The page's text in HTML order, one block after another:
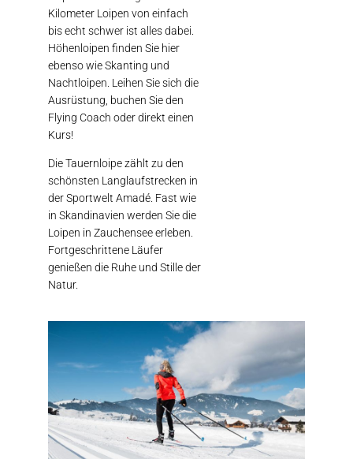
Kilometer Loipen von einfach
bis echt schwer ist alles dabei.
Höhenloipen finden Sie hier
ebenso wie Skanting und
Nachtloipen. Leihen Sie sich die
Ausrüstung, buchen Sie den
Flying Coach oder direkt einen
Kurs!
Die Tauernloipe zählt zu den
schönsten Langlaufstrecken in
der Sportwelt Amadé. Fast wie
in Skandinavien werden Sie die
Loipen in Zauchensee erleben.
Fortgeschrittene Läufer
genießen die Ruhe und Stille der
Natur.